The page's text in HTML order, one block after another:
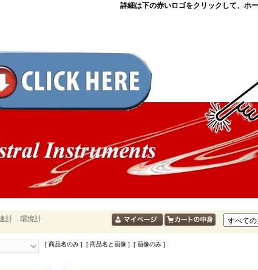
詳細は下の赤いロゴをクリックして、ホ
計 環境計
[ 商品名のみ ] [ 商品名と画像 ] [ 画像のみ ]